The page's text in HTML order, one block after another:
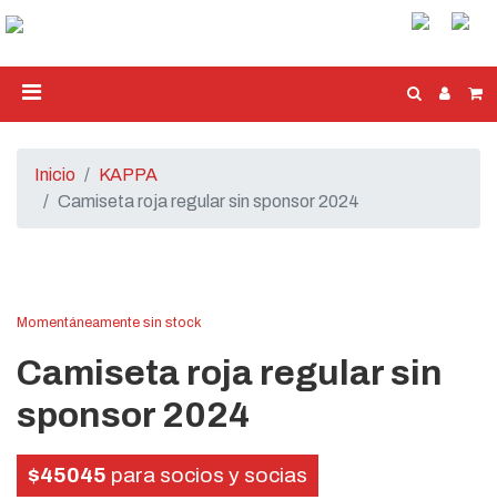
Inicio
KAPPA
Camiseta roja regular sin sponsor 2024
Momentáneamente sin stock
Camiseta roja regular sin
sponsor 2024
$45045 para socios y socias